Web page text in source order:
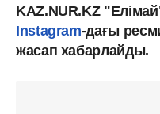
KAZ.NUR.KZ
Instagram-дағы
жасап хабарлайды.